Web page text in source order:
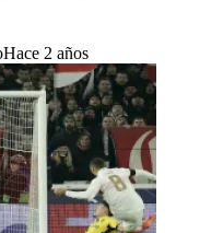
Hace 2 años